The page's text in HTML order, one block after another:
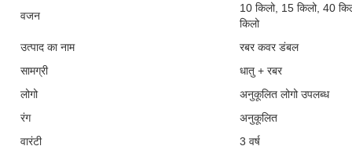
वजन
10 किलो, 15 किलो, 40
किलो
उत्पाद का नाम
रबर कवर डंबल
सामग्री
धातु + रबर
लोगो
अनुकूलित लोगो उपलब्ध
रंग
अनुकूलित
वारंटी
3 वर्ष